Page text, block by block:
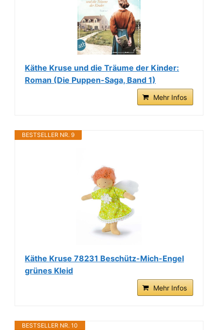
Käthe Kruse und die Träume der Kinder:
Roman (Die Puppen-Saga, Band 1)
Mehr Infos
BESTSELLER NR. 9
Käthe Kruse 78231 Beschütz-Mich-Engel
grünes Kleid
Mehr Infos
BESTSELLER NR. 10